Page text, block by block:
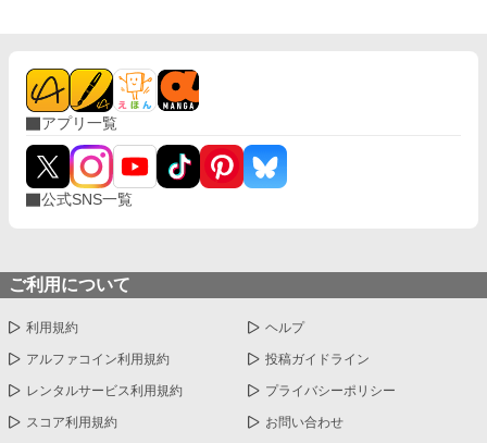
アプリ一覧
公式SNS一覧
ご利用について
利用規約 ヘルプ
アルファコイン利用規約 投稿ガイドライン
レンタルサービス利用規約 プライバシーポリシー
スコア利用規約 お問い合わせ